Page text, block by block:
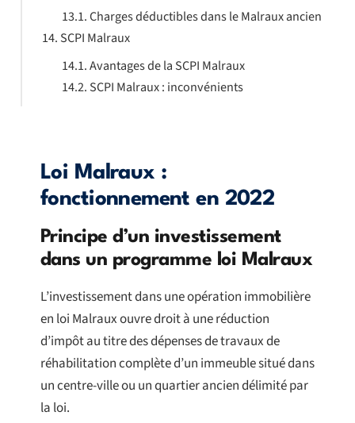
Loi Malraux :
fonctionnement en 2022
Principe d’un investissement
dans un programme loi Malraux
L’investissement dans une opération immobilière
en loi Malraux ouvre droit à une réduction
d’impôt au titre des dépenses de travaux de
réhabilitation complète d’un immeuble situé dans
un centre-ville ou un quartier ancien délimité par
la loi.
Charges déductibles dans le Malraux ancien
SCPI Malraux
Avantages de la SCPI Malraux
SCPI Malraux : inconvénients